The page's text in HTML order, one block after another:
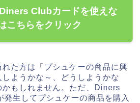
Clubカードを使えな
こちらをクリック
た方は「プシュケーの商品に興
ようかな～、どうしようかな
かもしれません。ただ、Diners
生してプシュケーの商品を購入